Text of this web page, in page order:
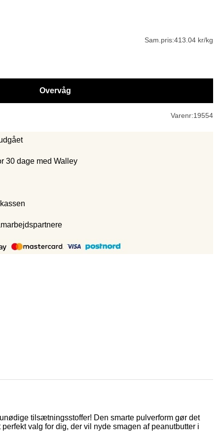
Sam.pris:413.04 kr/kg
Overvåg
Varenr:19554
30 dage med Walley
tilsætningsstoffer! Den smarte pulverform gør det
valg for dig, der vil nyde smagen af peanutbutter i